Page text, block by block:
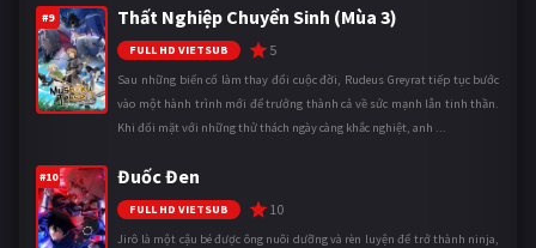
#9 Thất Nghiệp Chuyển Sinh (Mùa 3)
FULL HD VIETSUB 5
Sau những biến cố làm thay đổi cuộc đời, Rudeus Greyrat tiếp tục bước
vào một hành trình mới để trưởng thành cả về sức mạnh lẫn tinh thần.
Khi đối mặt với những thử thách ngày càng khắc nghiệt, anh ...
#10 Đuốc Đen
FULL HD VIETSUB 10
Jirô là một cậu bé được ông nuôi dưỡng và rèn luyện để trở thành ninja,